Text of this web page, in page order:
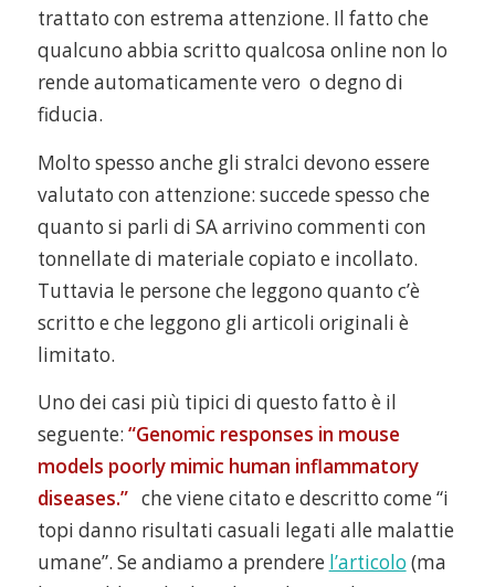
trattato con estrema attenzione. Il fatto che
qualcuno abbia scritto qualcosa online non lo
rende automaticamente vero o degno di
fiducia.
Molto spesso anche gli stralci devono essere
valutato con attenzione: succede spesso che
quanto si parli di SA arrivino commenti con
tonnellate di materiale copiato e incollato.
Tuttavia le persone che leggono quanto c’è
scritto e che leggono gli articoli originali è
limitato.
Uno dei casi più tipici di questo fatto è il
seguente: “Genomic responses in mouse
models poorly mimic human inflammatory
diseases.” che viene citato e descritto come “i
topi danno risultati casuali legati alle malattie
umane”. Se andiamo a prendere l’articolo (ma